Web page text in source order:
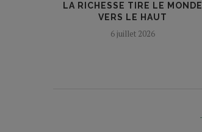
LA RICHESSE TIRE LE MONDE
VERS LE HAUT
6 juillet 2026